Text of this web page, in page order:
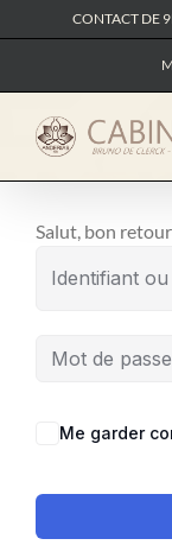
au
CONTACT DE
Salut, bon
Me garder